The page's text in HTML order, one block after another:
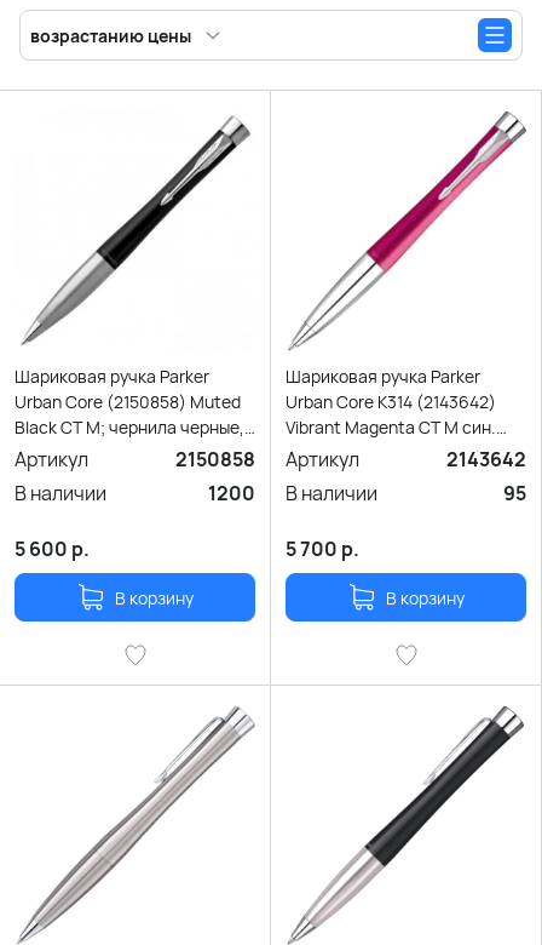
возрастанию цены
Шариковая ручка Parker
Urban Core (2150858) Muted
Black CT M; чернила черные,
подар.кор.
Артикул
2150858
В наличии
1200
5 600 р.
В корзину
Шариковая ручка Parker
Urban Core K314 (2143642)
Vibrant Magenta CT M син.
черн. подар.кор.
Артикул
2143642
В наличии
95
5 700 р.
В корзину